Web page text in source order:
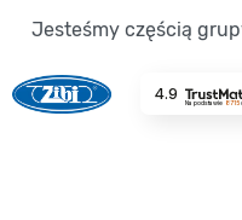
Jesteśmy częścią
4.9
Na podstawie 8715